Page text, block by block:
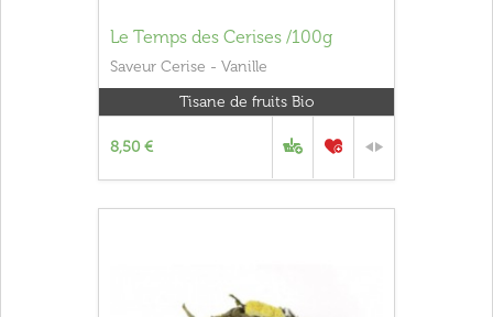
Le Temps des Cerises /100g
Saveur Cerise - Vanille
Tisane de fruits Bio
8,50 €